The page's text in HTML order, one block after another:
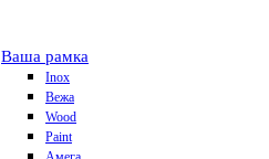
Ваша рамка
Inox
Вежа
Wood
Paint